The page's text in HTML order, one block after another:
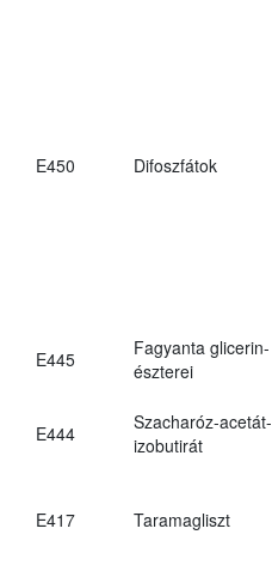
E450 Difoszfátok
E445
Fagyanta glicerin-
észterei
E444
Szacharóz-acetát-
izobutirát
E417 Taramagliszt